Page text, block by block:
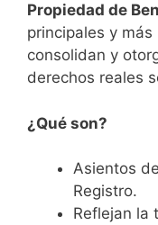
Propiedad de
principales y
consolidan y
derechos reales
¿Qué son?
Asientos
Registro.
Reflejan la